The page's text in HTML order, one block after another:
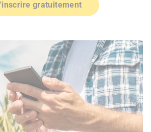
gratuitement